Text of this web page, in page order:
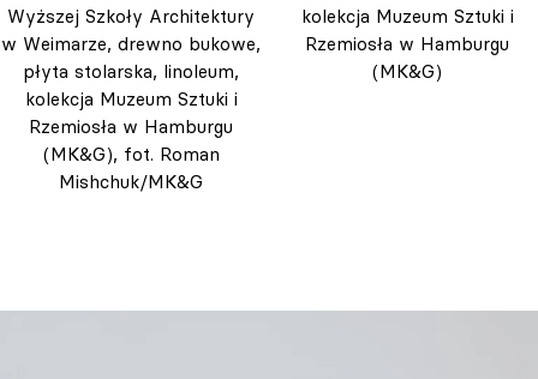
Wyższej Szkoły Architektury
w Weimarze, drewno bukowe,
płyta stolarska, linoleum,
kolekcja Muzeum Sztuki i
Rzemiosła w Hamburgu
(MK&G), fot. Roman
Mishchuk/MK&G
kolekcja Muzeum Sztuki i
Rzemiosła w Hamburgu
(MK&G)